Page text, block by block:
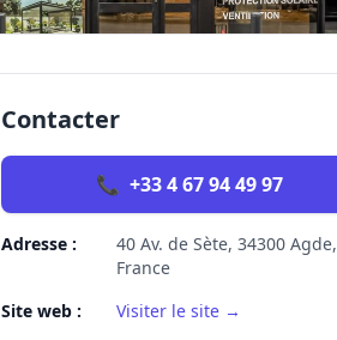
Contacter
📞 +33 4 67 94 49 97
Adresse :
40 Av. de Sète, 34300 Agde,
France
Site web :
Visiter le site →